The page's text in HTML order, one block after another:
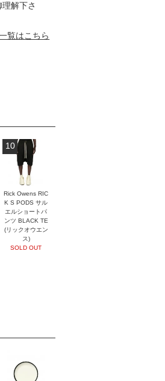
解下さ
覧はこちら
10
Rick Owens RIC
K S PODS サル
エルショートパ
ンツ BLACK TE
(リックオウエン
ス)
SOLD OUT